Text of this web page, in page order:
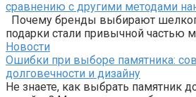
сравнению с другими методами
Почему бренды выбирают
подарки стали привычной частью
Новости
Ошибки при выборе памятника:
долговечности и дизайну
Не знаете, как выбрать памятник